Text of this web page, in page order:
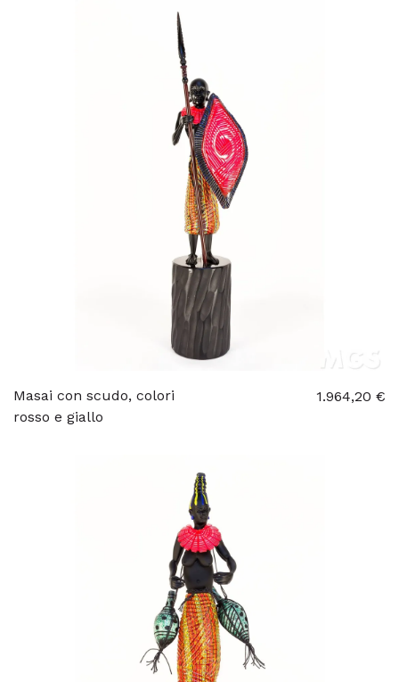
Masai con scudo, colori
rosso e giallo
1.964,20 €